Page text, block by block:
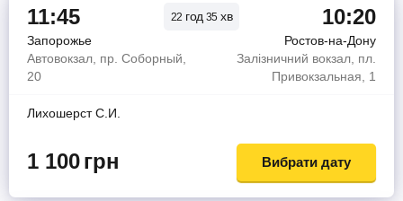
11:45 22 год 35 хв 10:20
Запорожье
Ростов-на-Дону
Автовокзал, пр. Соборный,
20
Залізничний вокзал, пл.
Привокзальная, 1
Лихошерст С.И.
1 100грн Вибрати дату